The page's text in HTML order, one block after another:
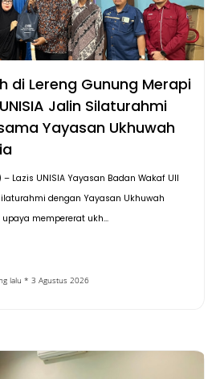
di Lereng Gunung Merapi
Jalin Silaturahmi
Yayasan Ukhuwah
Lazis UNISIA Yayasan Badan Wakaf UII
dengan Yayasan Ukhuwah
mempererat ukh...
lalu * 3 Agustus 2026